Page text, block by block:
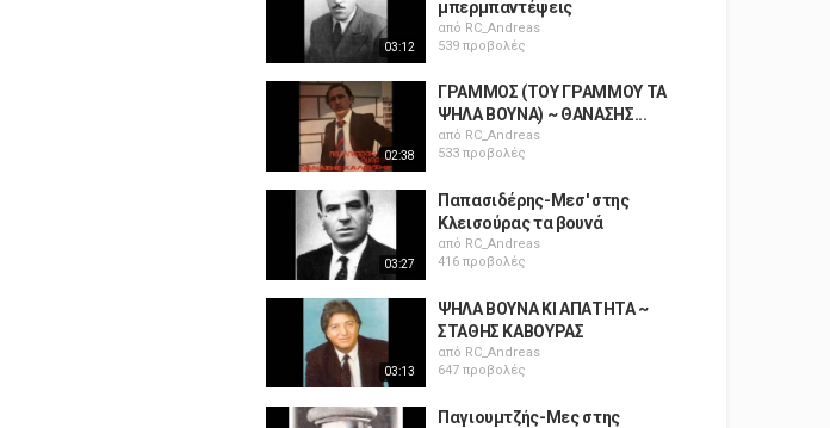
03:12
μπερμπαντέψεις
από RC_Andreas
539 προβολές
02:38
ΓΡΑΜΜΟΣ (ΤΟΥ ΓΡΑΜΜΟΥ ΤΑ
ΨΗΛΑ ΒΟΥΝΑ) ~ ΘΑΝΑΣΗΣ...
από RC_Andreas
533 προβολές
03:27
Παπασιδέρης-Μεσ' στης
Κλεισούρας τα βουνά
από RC_Andreas
416 προβολές
03:13
ΨΗΛΑ ΒΟΥΝΑ ΚΙ ΑΠΑΤΗΤΑ ~
ΣΤΑΘΗΣ ΚΑΒΟΥΡΑΣ
από RC_Andreas
647 προβολές
Παγιουμτζής-Μες στης